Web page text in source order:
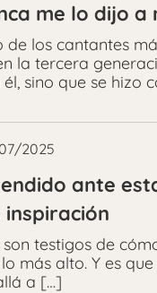
me lo dijo a
de los cantantes
la tercera
sino que se hizo
2025
ante
testigos de
más alto. Y es
a […]